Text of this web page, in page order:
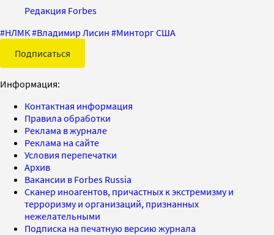
Редакция Forbes
#НЛМК#Владимир Лисин #Минторг США
Подписаться
Информация:
Контактная информация
Правила обработки
Реклама в журнале
Реклама на сайте
Условия перепечатки
Архив
Вакансии в Forbes Russia
Сканер иноагентов, причастных к экстремизму и
терроризму и организаций, признанных
нежелательными
Подписка на печатную версию журнала